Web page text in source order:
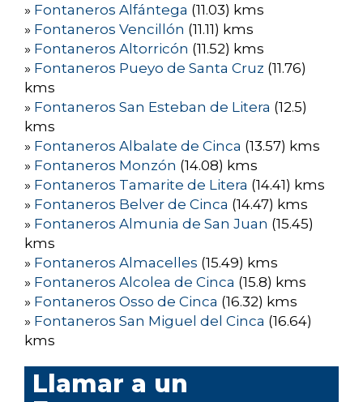
» Fontaneros Alfántega (11.03) kms
» Fontaneros Vencillón (11.11) kms
» Fontaneros Altorricón (11.52) kms
» Fontaneros Pueyo de Santa Cruz (11.76)
kms
» Fontaneros San Esteban de Litera (12.5)
kms
» Fontaneros Albalate de Cinca (13.57) kms
» Fontaneros Monzón (14.08) kms
» Fontaneros Tamarite de Litera (14.41) kms
» Fontaneros Belver de Cinca (14.47) kms
» Fontaneros Almunia de San Juan (15.45)
kms
» Fontaneros Almacelles (15.49) kms
» Fontaneros Alcolea de Cinca (15.8) kms
» Fontaneros Osso de Cinca (16.32) kms
» Fontaneros San Miguel del Cinca (16.64)
kms
Llamar a un